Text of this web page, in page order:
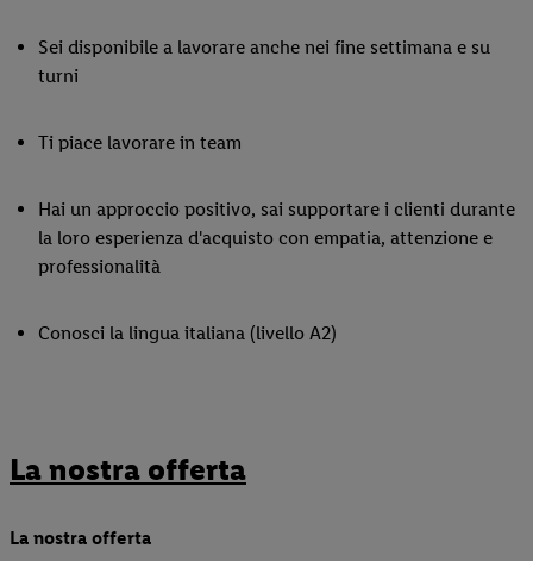
Sei disponibile a lavorare anche nei fine settimana e su
turni
Ti piace lavorare in team
Hai un approccio positivo, sai supportare i clienti durante
la loro esperienza d'acquisto con empatia, attenzione e
professionalità
Conosci la lingua italiana (livello A2)
La nostra offerta
La nostra offerta